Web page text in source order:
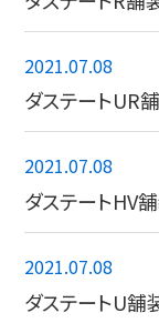
2021.07.08
ダステートUR
2021.07.08
ダステートHV
2021.07.08
ダステートU舗